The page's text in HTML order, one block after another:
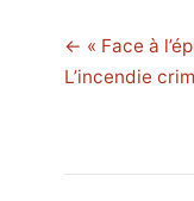
← « Face à
L’incendie